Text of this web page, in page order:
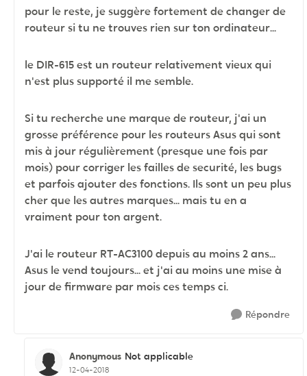
pour le reste, je suggère fortement de changer de
routeur si tu ne trouves rien sur ton ordinateur...
le DIR-615 est un routeur relativement vieux qui
n'est plus supporté il me semble.
Si tu recherche une marque de routeur, j'ai un
grosse préférence pour les routeurs Asus qui sont
mis à jour régulièrement (presque une fois par
mois) pour corriger les failles de securité, les bugs
et parfois ajouter des fonctions. Ils sont un peu plus
cher que les autres marques... mais tu en a
vraiment pour ton argent.
J'ai le routeur RT-AC3100 depuis au moins 2 ans...
Asus le vend toujours... et j'ai au moins une mise à
jour de firmware par mois ces temps ci.
Répondre
Anonymous Not applicable
12-04-2018